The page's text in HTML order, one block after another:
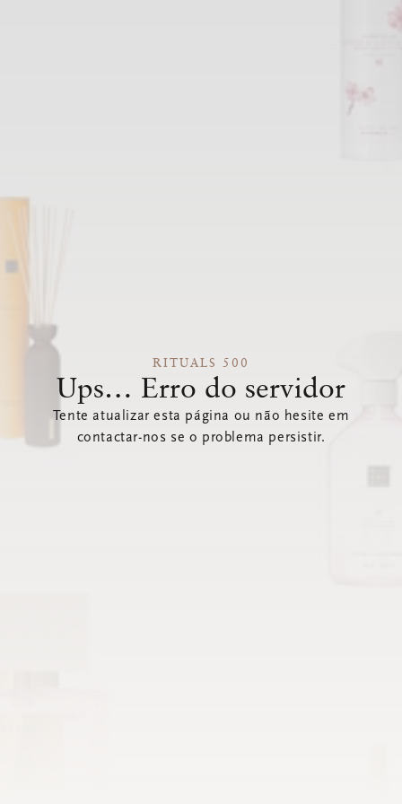
RITUALS 500
Ups… Erro do servidor
Tente atualizar esta página ou não hesite em
contactar-nos se o problema persistir.